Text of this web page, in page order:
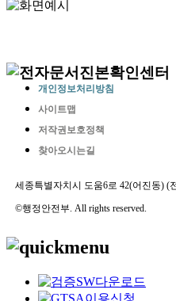
개인정보처리방침
사이트맵
저작권보호정책
찾아오시는길
세종특별자치시 도움6로 42(어진동) (
©행정안전부. All rights reserved.